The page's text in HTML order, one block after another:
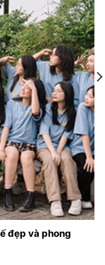
đẹp và phong